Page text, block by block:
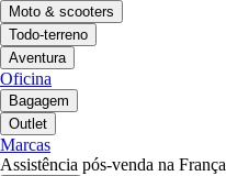
Moto & scooters
Todo-terreno
Aventura
Oficina
Bagagem
Outlet
Marcas
Assistência pós-venda na França